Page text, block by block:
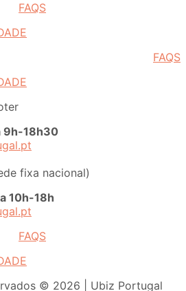
FAQS
FAQS
9h-18h30
fixa nacional)
10h-18h
FAQS
© 2026 | Ubiz Portugal